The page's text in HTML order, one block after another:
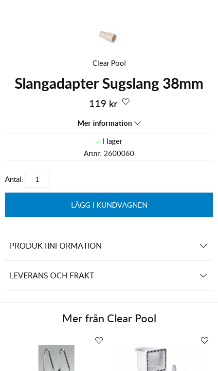
Clear Pool
Slangadapter Sugslang 38mm
119 kr
Mer information
Artnr: 2600060
Antal:
LÄGG I KUNDVAGNEN
PRODUKTINFORMATION
LEVERANS OCH FRAKT
Mer från Clear Pool